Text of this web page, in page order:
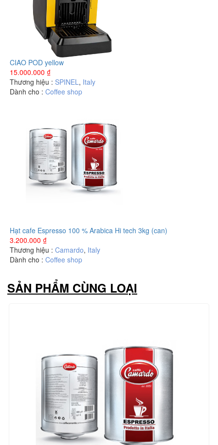
CIAO POD yellow
15.000.000 ₫
Thương hiệu : SPINEL , Italy
Dành cho : Coffee shop
Hạt cafe Espresso 100 % Arabica Hi tech 3kg (can)
3.200.000 ₫
Thương hiệu : Camardo, Italy
Dành cho : Coffee shop
SẢN PHẨM CÙNG LOẠI